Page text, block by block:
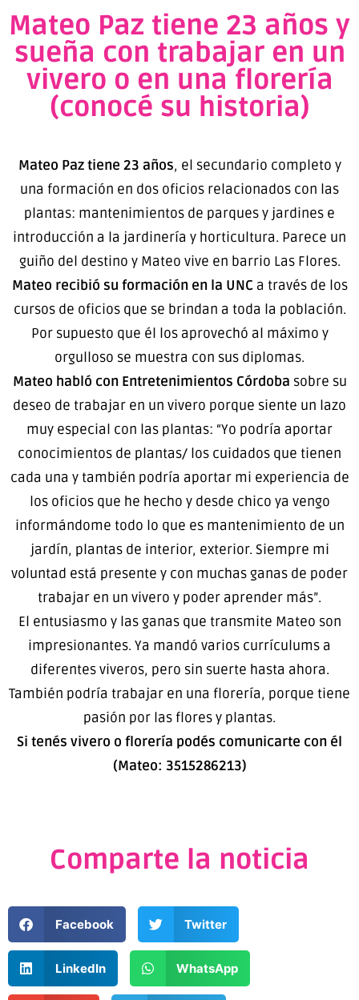
Mateo Paz tiene 23 años y
sueña con trabajar en un
vivero o en una florería
(conocé su historia)
Mateo Paz tiene 23 años, el secundario completo y
una formación en dos oficios relacionados con las
plantas: mantenimientos de parques y jardines e
introducción a la jardinería y horticultura. Parece un
guiño del destino y Mateo vive en barrio Las Flores.
Mateo recibió su formación en la UNCa través de los
cursos de oficios que se brindan a toda la población.
Por supuesto que él los aprovechó al máximo y
orgulloso se muestra con sus diplomas.
Mateo habló con Entretenimientos Córdoba sobre su
deseo de trabajar en un vivero porque siente un lazo
muy especial con las plantas: “Yo podría aportar
conocimientos de plantas/ los cuidados que tienen
cada una y también podría aportar mi experiencia de
los oficios que he hecho y desde chico ya vengo
informándome todo lo que es mantenimiento de un
jardín, plantas de interior, exterior. Siempre mi
voluntad está presente y con muchas ganas de poder
trabajar en un vivero y poder aprender más”.
El entusiasmo y las ganas que transmite Mateo son
impresionantes. Ya mandó varios currículums a
diferentes viveros, pero sin suerte hasta ahora.
También podría trabajar en una florería, porque tiene
pasión por las flores y plantas.
Si tenés vivero o florería podés comunicarte con él
(Mateo: 3515286213)
Comparte la noticia
Facebook Twitter
LinkedIn WhatsApp